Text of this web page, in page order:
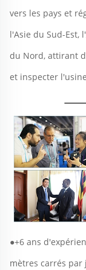
vers les pays et
l'Asie du Sud-Est,
du Nord, attirant
et inspecter
●+6 ans
mètres carrés par